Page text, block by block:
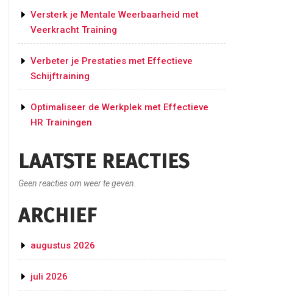
Versterk je Mentale Weerbaarheid met
Veerkracht Training
Verbeter je Prestaties met Effectieve
Schijftraining
Optimaliseer de Werkplek met Effectieve
HR Trainingen
LAATSTE REACTIES
Geen reacties om weer te geven.
ARCHIEF
augustus 2026
juli 2026